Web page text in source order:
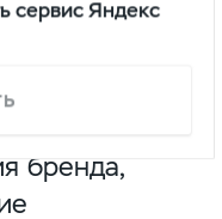
ООО «УАЗ»,
нового
Свободы —
бренда,
сервис Яндекс